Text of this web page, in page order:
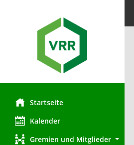
Startseite
Kalender
Gremien und Mitglieder